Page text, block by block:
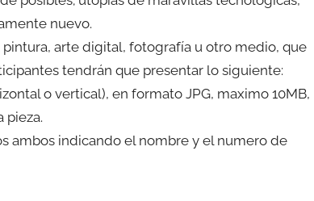
nuevo.
arte digital, fotografía u otro medio, que
tendrán que presentar lo siguiente:
o vertical), en formato JPG, maximo 10MB,
pieza.
ambos indicando el nombre y el numero de